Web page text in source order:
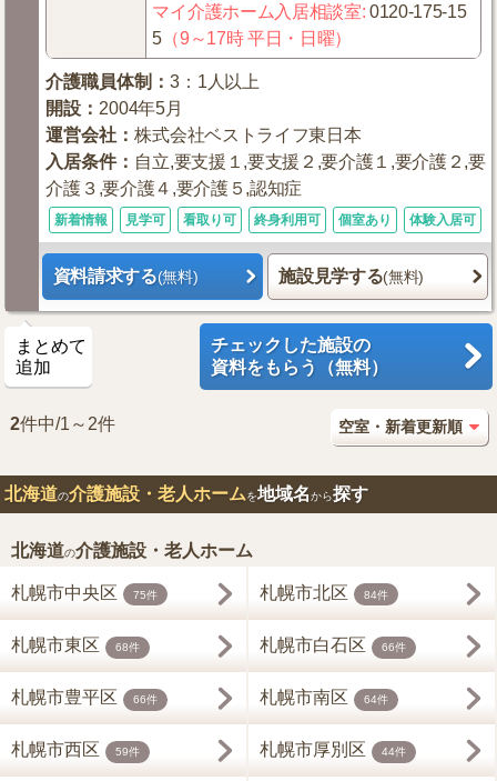
マイ介護ホーム入居相談室:0120-175-15
5 （9～17時 平日・日曜）
介護職員体制 ：3：1人以上
開設 ： 2004年5月
運営会社 ：株式会社ベストライフ東日本
入居条件： 自立,要支援１,要支援２,要介護１,要介護２,要
介護３,要介護４,要介護５,認知症
新着情報 見学可 看取り可 終身利用可 個室あり 体験入居可
資料請求する(無料) 施設見学する(無料)
まとめて
追加
チェックした施設の
資料をもらう（無料）
2件中/1～2件
北海道の介護施設・老人ホームを地域名から探す
北海道の介護施設・老人ホーム
札幌市中央区 75件 札幌市北区 84件
札幌市東区 68件 札幌市白石区 66件
札幌市豊平区 66件 札幌市南区 64件
札幌市西区 59件 札幌市厚別区 44件